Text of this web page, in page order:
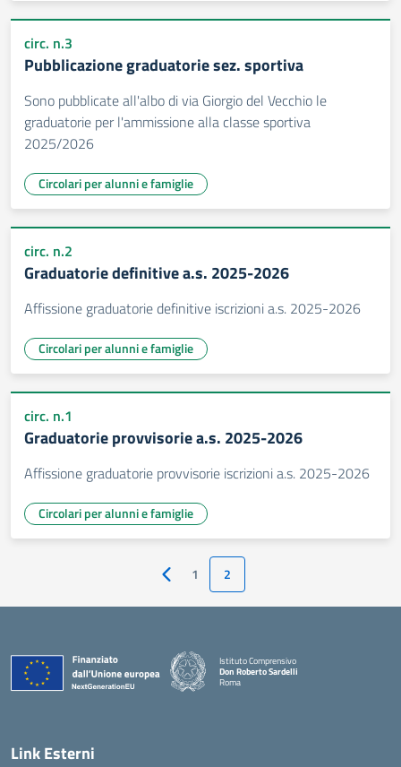
circ. n.3
Pubblicazione graduatorie sez. sportiva
Sono pubblicate all'albo di via Giorgio del Vecchio le
graduatorie per l'ammissione alla classe sportiva
2025/2026
Circolari per alunni e famiglie
circ. n.2
Graduatorie definitive a.s. 2025-2026
Affissione graduatorie definitive iscrizioni a.s. 2025-2026
Circolari per alunni e famiglie
circ. n.1
Graduatorie provvisorie a.s. 2025-2026
Affissione graduatorie provvisorie iscrizioni a.s. 2025-2026
Circolari per alunni e famiglie
Pagina precedente
1 2
Istituto Comprensivo
Don Roberto Sardelli
Roma
Link Esterni